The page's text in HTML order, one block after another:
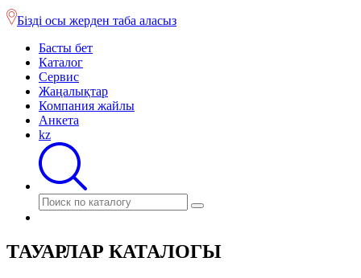
Бізді осы жерден таба аласыз
Басты бет
Каталог
Сервис
Жаңалықтар
Компания жайлы
Анкета
kz
ТАУАРЛАР КАТАЛОГЫ